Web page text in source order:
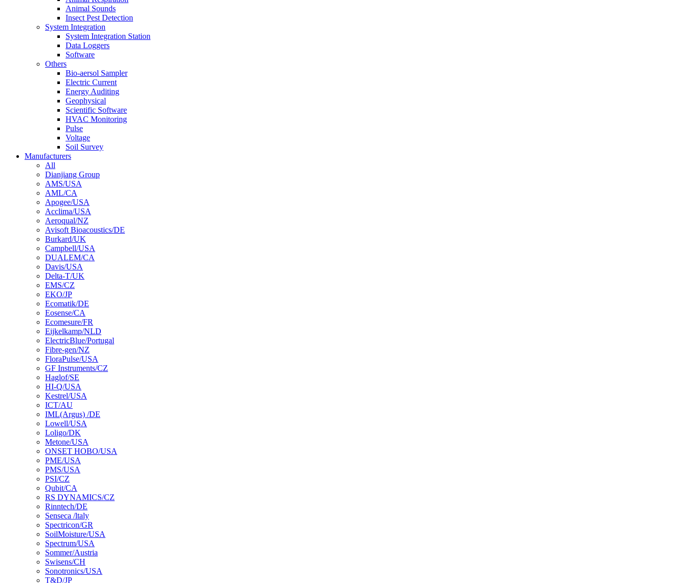
Animal Sounds
Insect Pest Detection
System Integration
System Integration Station
Data Loggers
Software
Others
Bio-aersol Sampler
Electric Current
Energy Auditing
Geophysical
Scientific Software
HVAC Monitoring
Pulse
Voltage
Soil Survey
Manufacturers
All
Dianjiang Group
AMS/USA
AML/CA
Apogee/USA
Acclima/USA
Aeroqual/NZ
Avisoft Bioacoustics/DE
Burkard/UK
Campbell/USA
DUALEM/CA
Davis/USA
Delta-T/UK
EMS/CZ
EKO/JP
Ecomatik/DE
Eosense/CA
Ecomesure/FR
Eijkelkamp/NLD
ElectricBlue/Portugal
Fibre-gen/NZ
FloraPulse/USA
GF Instruments/CZ
Haglof/SE
HI-Q/USA
Kestrel/USA
ICT/AU
IML(Argus) /DE
Lowell/USA
Loligo/DK
Metone/USA
ONSET HOBO/USA
PME/USA
PMS/USA
PSI/CZ
Qubit/CA
RS DYNAMICS/CZ
Rinntech/DE
Senseca /ltaly
Spectricon/GR
SoilMoisture/USA
Spectrum/USA
Sommer/Austria
Swisens/CH
Sonotronics/USA
T&D/JP